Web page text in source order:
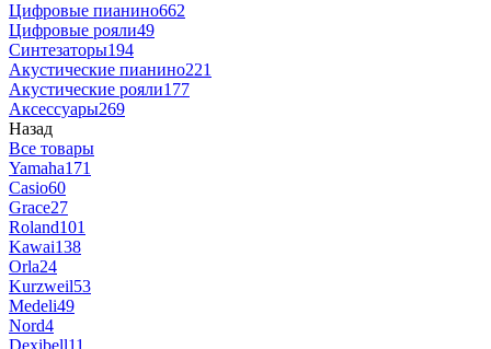
Цифровые пианино662
Цифровые рояли49
Синтезаторы194
Акустические пианино221
Акустические рояли177
Аксессуары269
Назад
Все товары
Yamaha171
Casio60
Grace27
Roland101
Kawai138
Orla24
Kurzweil53
Medeli49
Nord4
Dexibell11